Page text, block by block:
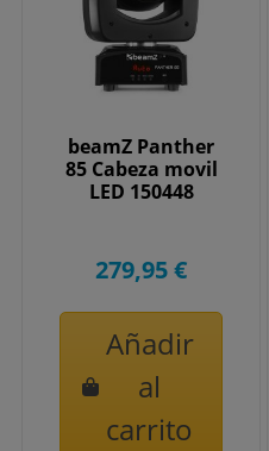
beamZ Panther
85 Cabeza movil
LED 150448
279,95 €
Añadir
al
carrito